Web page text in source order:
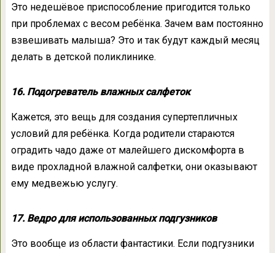
Это недешёвое приспособление пригодится только
при проблемах с весом ребёнка. Зачем вам постоянно
взвешивать малыша? Это и так будут каждый месяц
делать в детской поликлинике.
16. Подогреватель влажных салфеток
Кажется, это вещь для создания супертепличных
условий для ребёнка. Когда родители стараются
оградить чадо даже от малейшего дискомфорта в
виде прохладной влажной салфетки, они оказывают
ему медвежью услугу.
17. Ведро для использованных подгузников
Это вообще из области фантастики. Если подгузники